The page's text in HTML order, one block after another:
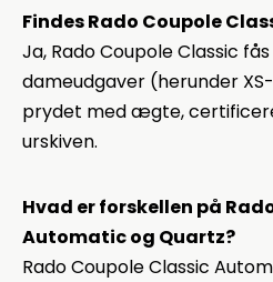
Findes Rado Coupole
Ja, Rado Coupole Classic
dameudgaver (herunder
prydet med ægte,
urskiven.
Hvad er forskellen på
Automatic og Quartz?
Rado Coupole Classic